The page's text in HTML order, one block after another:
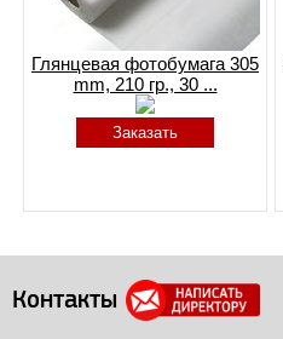
Глянцевая фотобумага 305
mm, 210 гр., 30 ...
Заказать
Контакты